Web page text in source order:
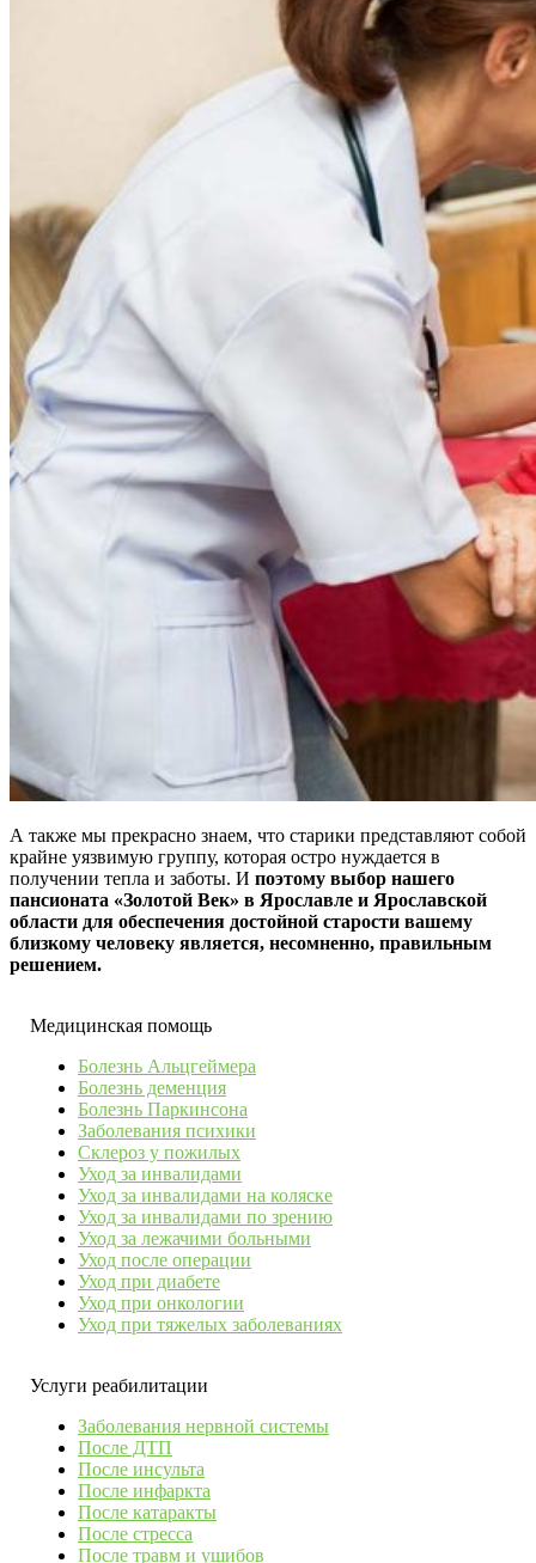
А также мы прекрасно знаем, что старики представляют собой
крайне уязвимую группу, которая остро нуждается в
получении тепла и заботы. И поэтому выбор нашего
пансионата «Золотой Век» в Ярославле и Ярославской
области для обеспечения достойной старости вашему
близкому человеку является, несомненно, правильным
решением.
Медицинская помощь
Болезнь Альцгеймера
Болезнь деменция
Болезнь Паркинсона
Заболевания психики
Склероз у пожилых
Уход за инвалидами
Уход за инвалидами на коляске
Уход за инвалидами по зрению
Уход за лежачими больными
Уход после операции
Уход при диабете
Уход при онкологии
Уход при тяжелых заболеваниях
Услуги реабилитации
Заболевания нервной системы
После ДТП
После инсульта
После инфаркта
После катаракты
После стресса
После травм и ушибов